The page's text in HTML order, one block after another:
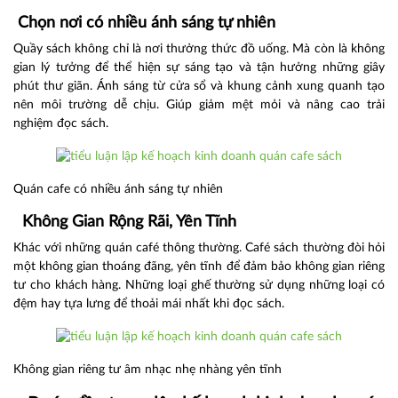
Chọn nơi có nhiều ánh sáng tự nhiên
Quầy sách không chỉ là nơi thưởng thức đồ uống. Mà còn là không
gian lý tưởng để thể hiện sự sáng tạo và tận hưởng những giây
phút thư giãn. Ánh sáng từ cửa sổ và khung cảnh xung quanh tạo
nên môi trường dễ chịu. Giúp giảm mệt mỏi và nâng cao trải
nghiệm đọc sách.
Quán cafe có nhiều ánh sáng tự nhiên
Không Gian Rộng Rãi, Yên Tĩnh
Khác với những quán café thông thường. Café sách thường đòi hỏi
một không gian thoáng đãng, yên tĩnh để đảm bảo không gian riêng
tư cho khách hàng. Những loại ghế thường sử dụng những loại có
đệm hay tựa lưng để thoải mái nhất khi đọc sách.
Không gian riêng tư âm nhạc nhẹ nhàng yên tĩnh